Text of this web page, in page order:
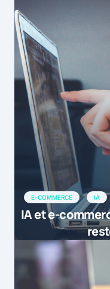
E-COMMERCE IA
IA et e-